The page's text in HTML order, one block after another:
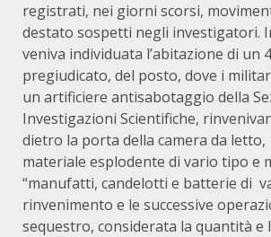
registrati, nei giorni scorsi,
destato sospetti negli investigatori.
veniva individuata l’abitazione di un
pregiudicato, del posto, dove i
un artificiere antisabotaggio della
Investigazioni Scientifiche,
dietro la porta della camera da letto,
materiale esplodente di vario tipo e
“manufatti, candelotti e batterie di
rinvenimento e le successive
sequestro, considerata la quantità e